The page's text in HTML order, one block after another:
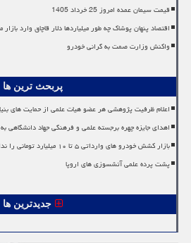
قیمت سیمان عمده امروز 25 خرداد 1405
اقتصاد پنهان پوشاک چه طور میلیاردها دلار قاچاق وارد
واکنش وزارت صمت به گرانی خودرو
پربحث ترین ها
اعلام ظرفیت پژوهشی هر عضو هیات علمی از حمایت های
اهدای جایزه چهره برجسته علمی و فرهنگی جهاد دانشگاهی
بازار کشش خودرو های وارداتی ۵ تا ۱۰ میلیارد تومانی را ندارد
پشت پرده علمی آتشسوزی های اروپا
جدیدترین ها